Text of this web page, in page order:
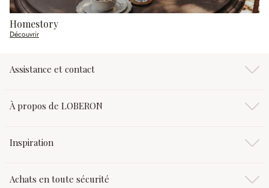
Homestory
Découvrir
Assistance et contact
À propos de LOBERON
Inspiration
Achats en toute sécurité